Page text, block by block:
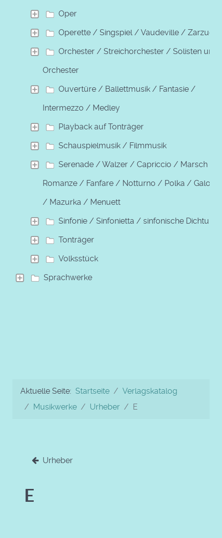
Oper
Operette / Singspiel / Vaudeville / Zarzuela
Orchester / Streichorchester / Solisten und
Orchester
Ouvertüre / Ballettmusik / Fantasie /
Intermezzo / Medley
Playback auf Tonträger
Schauspielmusik / Filmmusik
Serenade / Walzer / Capriccio / Marsch /
Romanze / Fanfare / Notturno / Polka / Galopp
/ Mazurka / Menuett
Sinfonie / Sinfonietta / sinfonische Dichtung
Tonträger
Volksstück
Sprachwerke
Aktuelle Seite: Startseite
Verlagskatalog
Musikwerke
Urheber E
Urheber
E